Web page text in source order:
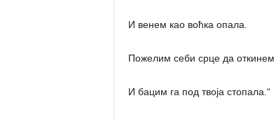
И венем као воћка опала.
Пожелим себи срце да откинем
И бацим га под твоја стопала.“